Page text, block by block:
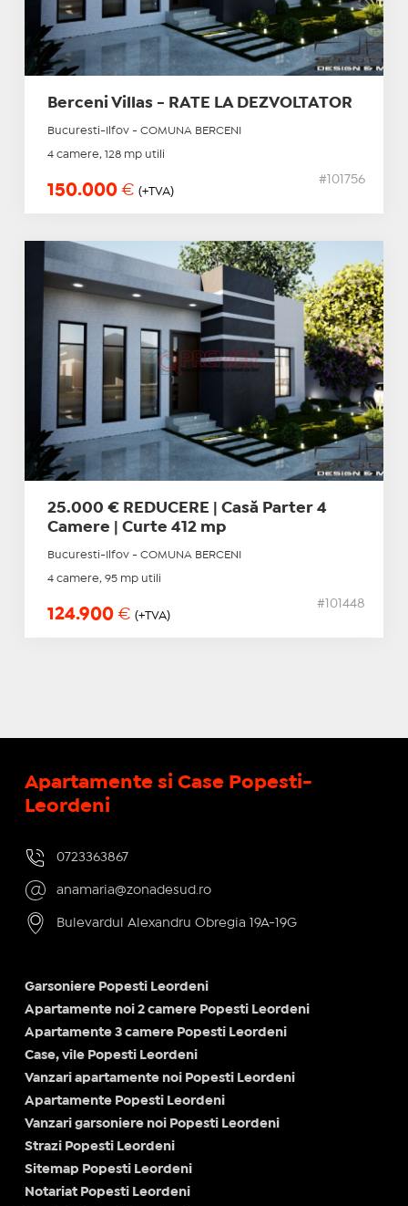
Berceni Villas - RATE LA DEZVOLTATOR
Bucuresti-Ilfov - COMUNA BERCENI
4 camere, 128 mp utili
150.000 € (+TVA)
#101756
25.000 € REDUCERE | Casă Parter 4
Camere | Curte 412 mp
Bucuresti-Ilfov - COMUNA BERCENI
4 camere, 95 mp utili
124.900 € (+TVA)
#101448
Apartamente si Case Popesti-
Leordeni
0723363867
anamaria@zonadesud.ro
Bulevardul Alexandru Obregia 19A-19G
Garsoniere Popesti Leordeni
Apartamente noi 2 camere Popesti Leordeni
Apartamente 3 camere Popesti Leordeni
Case, vile Popesti Leordeni
Vanzari apartamente noi Popesti Leordeni
Apartamente Popesti Leordeni
Vanzari garsoniere noi Popesti Leordeni
Strazi Popesti Leordeni
Sitemap Popesti Leordeni
Notariat Popesti Leordeni